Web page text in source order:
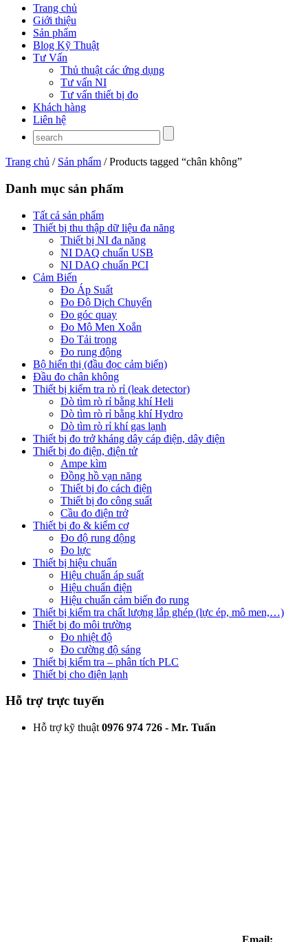
Trang chủ
Giới thiệu
Sản phẩm
Blog Kỹ Thuật
Tư Vấn
Thủ thuật các ứng dụng
Tư vấn NI
Tư vấn thiết bị đo
Khách hàng
Liên hệ
Trang chủ / Sản phẩm / Products tagged “chân không”
Danh mục sản phẩm
Tất cả sản phẩm
Thiết bị thu thập dữ liệu đa năng
Thiết bị NI đa năng
NI DAQ chuẩn USB
NI DAQ chuẩn PCI
Cảm Biến
Đo Áp Suất
Đo Độ Dịch Chuyển
Đo góc quay
Đo Mô Men Xoắn
Đo Tải trọng
Đo rung động
Bộ hiển thị (đầu đọc cảm biến)
Đầu đo chân không
Thiết bị kiểm tra rò rỉ (leak detector)
Dò tìm rò rỉ bằng khí Heli
Dò tìm rò rỉ bằng khí Hydro
Dò tìm rò rỉ khí gas lạnh
Thiết bị đo trở kháng dây cáp điện, dây điện
Thiết bị đo điện, điện tử
Ampe kìm
Đồng hồ vạn năng
Thiết bị đo cách điện
Thiết bị đo công suất
Cầu đo điện trở
Thiết bị đo & kiểm cơ
Đo độ rung động
Đo lực
Thiết bị hiệu chuẩn
Hiệu chuẩn áp suất
Hiệu chuẩn điện
Hiệu chuẩn cảm biến đo rung
Thiết bị kiểm tra chất lượng lắp ghép (lực ép, mô men,…)
Thiết bị đo môi trường
Đo nhiệt độ
Đo cường độ sáng
Thiết bị kiểm tra – phân tích PLC
Thiết bị cho điện lạnh
Hỗ trợ trực tuyến
Hỗ trợ kỹ thuật 0976 974 726 - Mr. Tuấn